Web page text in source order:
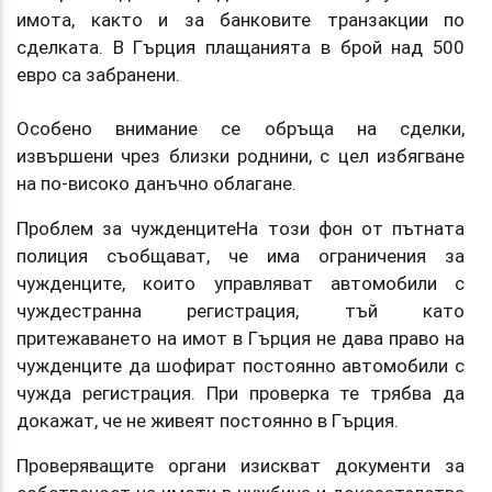
имота, както и за банковите транзакции по
сделката. В Гърция плащанията в брой над 500
евро са забранени.
Особено внимание се обръща на сделки,
извършени чрез близки роднини, с цел избягване
на по-високо данъчно облагане.
Проблем за чужденцитеНа този фон от пътната
полиция съобщават, че има ограничения за
чужденците, които управляват автомобили с
чуждестранна регистрация, тъй като
притежаването на имот в Гърция не дава право на
чужденците да шофират постоянно автомобили с
чужда регистрация. При проверка те трябва да
докажат, че не живеят постоянно в Гърция.
Проверяващите органи изискват документи за